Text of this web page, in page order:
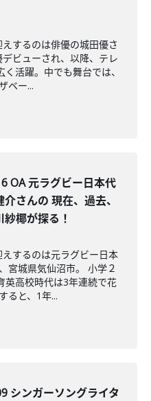
するのは俳優の城田優さ
ビューされ、以降、テレ
活躍。中でも舞台では、
ベー...
OA 元ラグビー日本代
さんの 現在、過去、
椰が探る！
するのは元ラグビー日本
宮城県気仙沼市。 小学２
英高校時代は3年連続で花
ると、1年...
シンガーソングライタ